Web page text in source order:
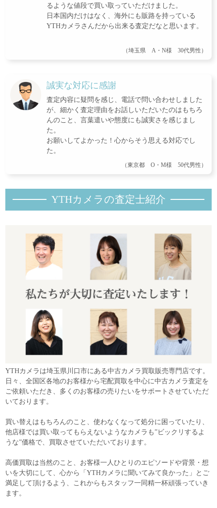
るような値段で買い取っていただけました。
日本国内だけはなく、海外にも販路を持っている
YTHカメラさんだから出来る査定だなと思います。
（埼玉県 A・N様 30代男性）
誠実な対応に感謝
査定内容に疑問を感じ、電話で問い合わせしました
が、細かく査定理由をお話しいただいたのはもちろ
んのこと、言葉遣いや態度にも誠実さを感じまし
た。
お願いしてよかった！心からそう思える対応でし
た。
（東京都 O・M様 50代男性）
YTHカメラの査定士紹介
YTHカメラは埼玉県川口市にある中古カメラ買取販売専門店です。
日々、全国区各地のお客様から宅配買取を中心に中古カメラ査定を
ご依頼いただき、多くのお客様の売りたいをサポートさせていただ
いております。
買い替えはもちろんのこと、使わなくなって処分に困っていたり、
他店様では買い取ってもらえないようなカメラも”ビックリするよ
うな”価格で、買取させていただいております。
高価買取は当然のこと、お客様一人ひとりのエピソードや背景・想
いを大切にして、心から「YTHカメラに聞いてみて良かった」とご
満足して頂けるよう、これからもスタッフ一同精一杯頑張っていき
ます。